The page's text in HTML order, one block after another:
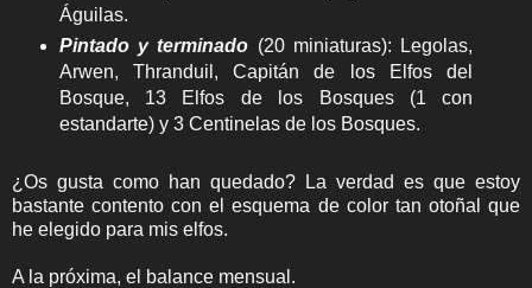
Águilas.
Pintado y terminado (20 miniaturas): Legolas,
Arwen, Thranduil, Capitán de los Elfos del
Bosque, 13 Elfos de los Bosques (1 con
estandarte) y 3 Centinelas de los Bosques.
¿Os gusta como han quedado? La verdad es que estoy
bastante contento con el esquema de color tan otoñal que
he elegido para mis elfos.
A la próxima, el balance mensual.